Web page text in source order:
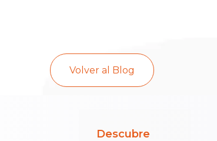
Volver al Blog
Descubre